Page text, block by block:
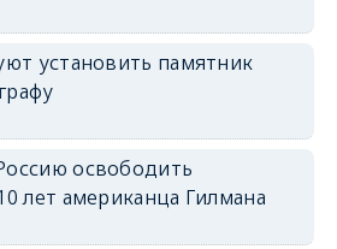
установить памятник
освободить
лет американца Гилмана